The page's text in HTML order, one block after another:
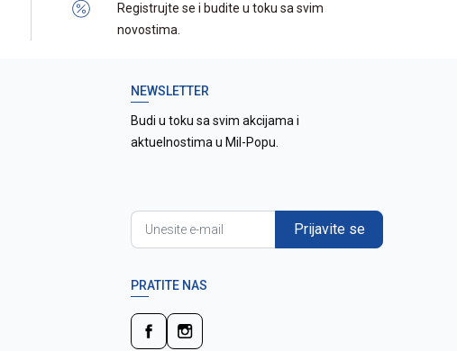
Registrujte se i budite u toku sa svim
novostima.
NEWSLETTER
Budi u toku sa svim akcijama i
aktuelnostima u Mil-Popu.
Prijavite se
PRATITE NAS